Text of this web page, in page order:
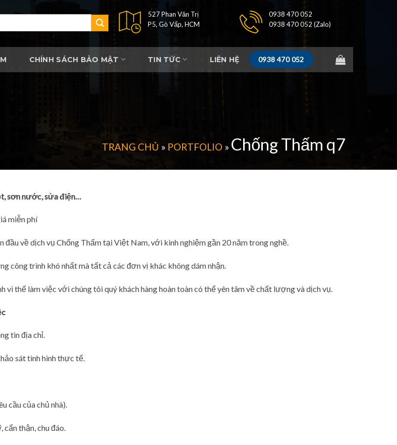
527 Phan Văn Trị
P5, Gò Vấp, HCM
0938 470 052
0938 470 052 (Zalo)
CHÍNH SÁCH BẢO MẬT TIN TỨC LIÊN HỆ 0938 470 052
TRANG CHỦ » PORTFOLIO » Chống Thấm q7
sơn nước, sửa điện…
miễn phí
về dịch vụ Chống Thấm tại Việt Nam, với kinh nghiệm gần 20 năm trong nghề.
công trình khó nhất mà tất cả các đơn vị khác không dám nhận.
thế làm việc với chúng tôi quý khách hàng hoàn toàn có thể yên tâm về chất lượng và dịch vụ.
tin địa chỉ.
sát tình hinh thực tế.
cầu của chủ nhà).
thận, chu đáo.